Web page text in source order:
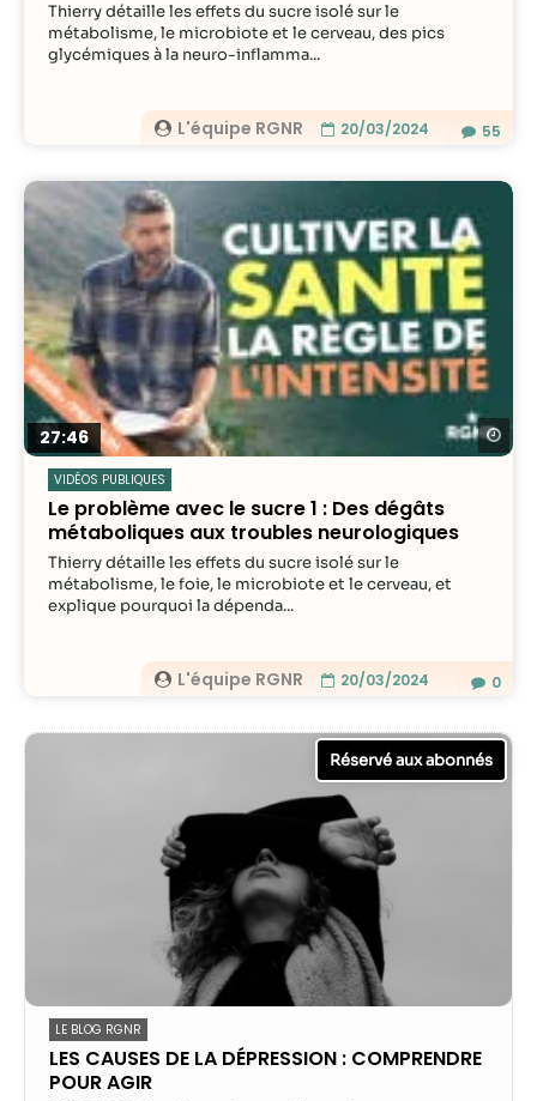
L'équipe RGNR 20/03/2024
Thierry détaille les effets du sucre isolé sur le
métabolisme, le microbiote et le cerveau, des pics
glycémiques à la neuro-inflamma...
55
27:46
VIDÉOS PUBLIQUES
Le problème avec le sucre 1 : Des dégâts
métaboliques aux troubles neurologiques
L'équipe RGNR 20/03/2024
Thierry détaille les effets du sucre isolé sur le
métabolisme, le foie, le microbiote et le cerveau, et
explique pourquoi la dépenda...
0
LE BLOG RGNR
LES CAUSES DE LA DÉPRESSION : COMPRENDRE
POUR AGIR